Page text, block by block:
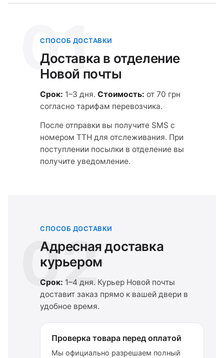
01
СПОСОБ ДОСТАВКИ
Доставка в отделение
Новой почты
Срок: 1–3 дня. Стоимость: от 70 грн
согласно тарифам перевозчика.
После отправки вы получите SMS с
номером ТТН для отслеживания. При
поступлении посылки в отделение вы
получите уведомление.
02
СПОСОБ ДОСТАВКИ
Адресная доставка
курьером
Срок: 1–4 дня. Курьер Новой почты
доставит заказ прямо к вашей двери в
удобное время.
Проверка товара перед оплатой
Мы официально разрешаем полный